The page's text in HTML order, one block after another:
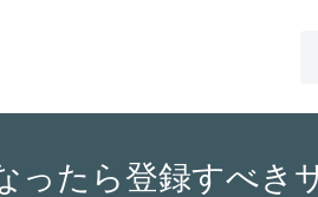
たら登録すべき